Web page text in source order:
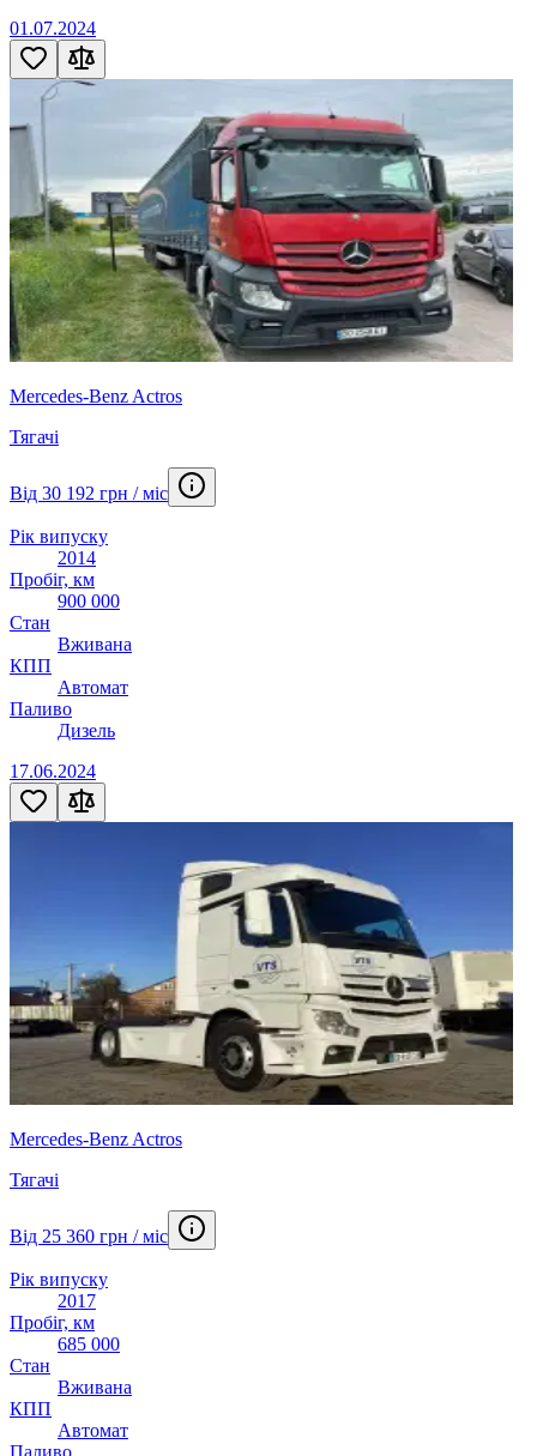
01.07.2024
Mercedes-Benz Actros
Тягачі
Від 30 192 грн / міс
Рік випуску
2014
Пробіг, км
900 000
Стан
Вживана
КПП
Автомат
Паливо
Дизель
17.06.2024
Mercedes-Benz Actros
Тягачі
Від 25 360 грн / міс
Рік випуску
2017
Пробіг, км
685 000
Стан
Вживана
КПП
Автомат